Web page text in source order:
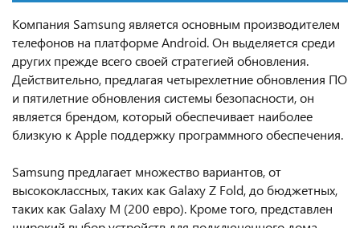
Компания Samsung является основным производителем
телефонов на платформе Android. Он выделяется среди
других прежде всего своей стратегией обновления.
Действительно, предлагая четырехлетние обновления ПО
и пятилетние обновления системы безопасности, он
является брендом, который обеспечивает наиболее
близкую к Apple поддержку программного обеспечения.
Samsung предлагает множество вариантов, от
высококлассных, таких как Galaxy Z Fold, до бюджетных,
таких как Galaxy M (200 евро). Кроме того, представлен